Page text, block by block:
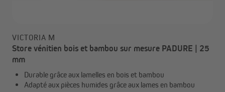
VICTORIA M
Store vénitien bois et bambou sur mesure PADURE | 25
mm
Durable grâce aux lamelles en bois et bambou
Adapté aux pièces humides grâce aux lames en bambou